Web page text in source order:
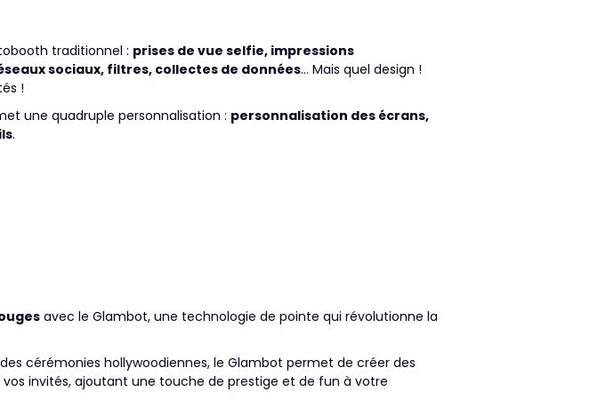
traditionnel : prises de vue selfie, impressions
sociaux, filtres, collectes de données… Mais quel design !
!
une quadruple personnalisation : personnalisation des écrans,
.
avec le Glambot, une technologie de pointe qui révolutionne la
cérémonies hollywoodiennes, le Glambot permet de créer des
vos invités, ajoutant une touche de prestige et de fun à votre